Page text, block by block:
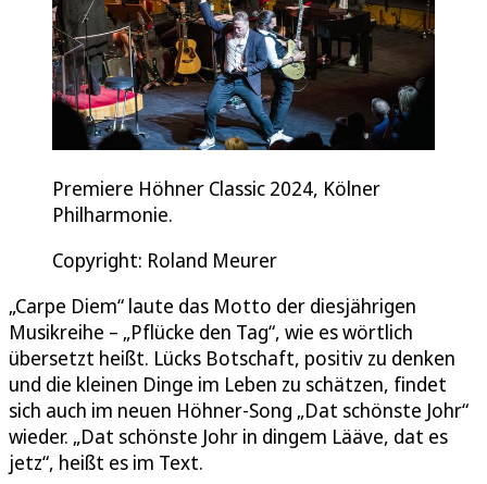
Premiere Höhner Classic 2024, Kölner
Philharmonie.
Copyright: Roland Meurer
„Carpe Diem“ laute das Motto der diesjährigen
Musikreihe – „Pflücke den Tag“, wie es wörtlich
übersetzt heißt. Lücks Botschaft, positiv zu denken
und die kleinen Dinge im Leben zu schätzen, findet
sich auch im neuen Höhner-Song „Dat schönste Johr“
wieder. „Dat schönste Johr in dingem Lääve, dat es
jetz“, heißt es im Text.